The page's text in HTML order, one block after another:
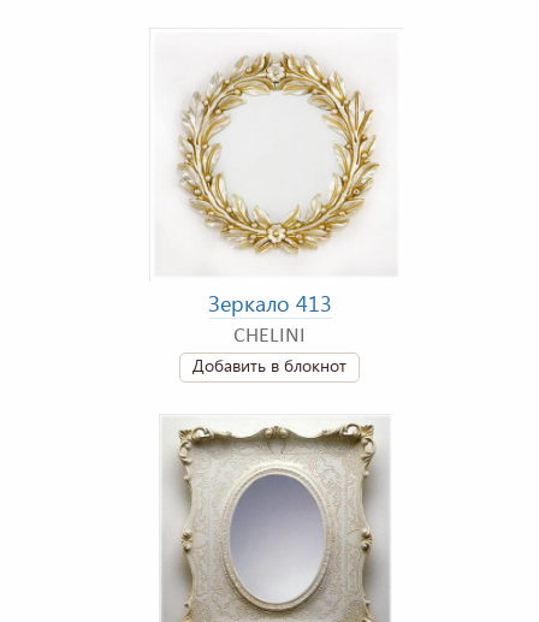
Зеркало 413
CHELINI
Добавить в блокнот